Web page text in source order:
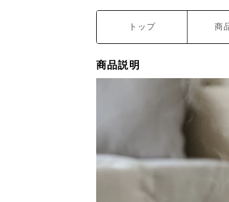
トップ 商
商品説明